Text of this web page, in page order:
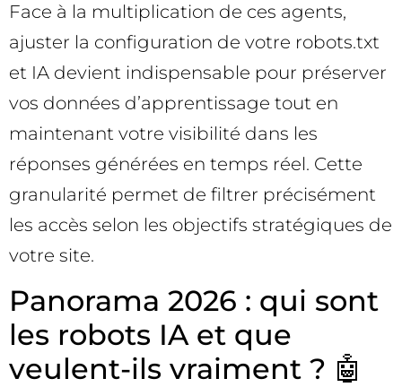
Face à la multiplication de ces agents,
ajuster la configuration de votre robots.txt
et IA devient indispensable pour préserver
vos données d’apprentissage tout en
maintenant votre visibilité dans les
réponses générées en temps réel. Cette
granularité permet de filtrer précisément
les accès selon les objectifs stratégiques de
votre site.
Panorama 2026 : qui sont
les robots IA et que
veulent-ils vraiment ? 🤖